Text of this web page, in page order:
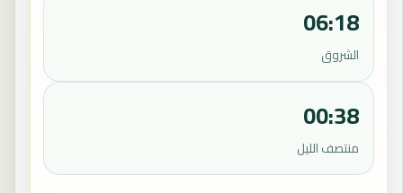
06:18
الشروق
00:38
منتصف الليل